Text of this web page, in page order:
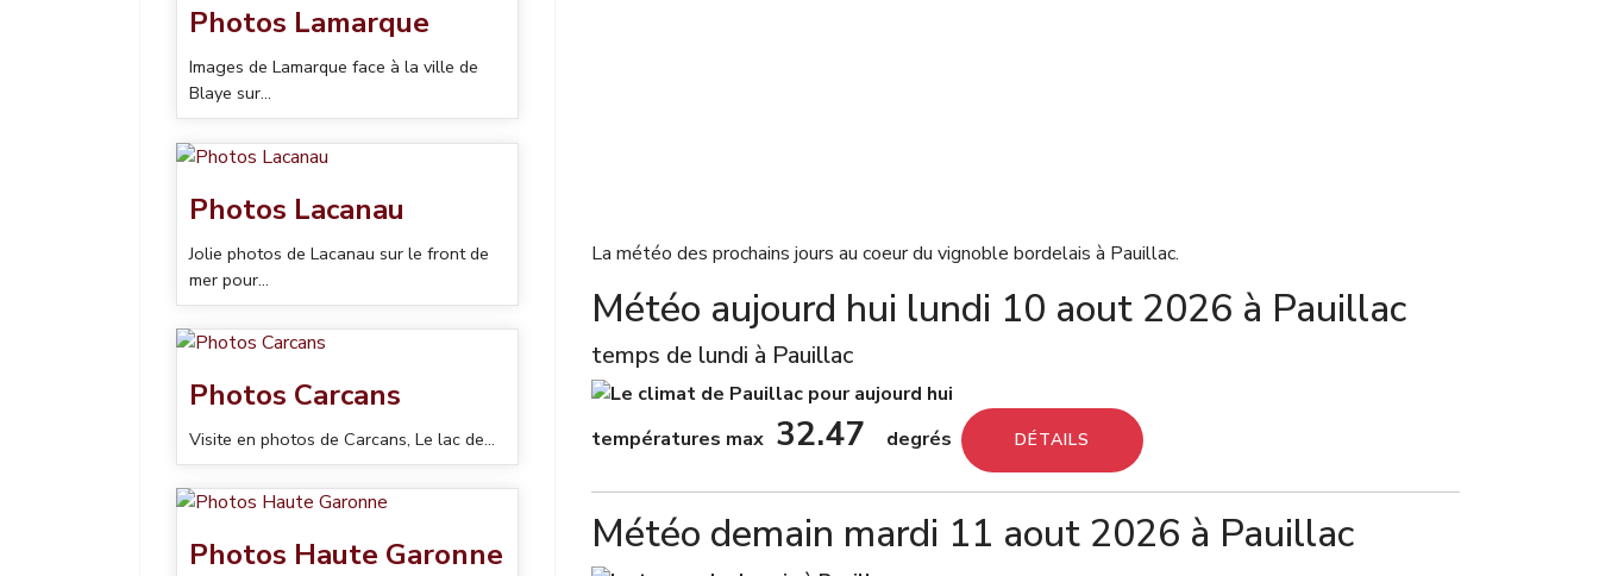
Photos Lamarque
Images de Lamarque face à la ville de
Blaye sur...
Photos Lacanau
Jolie photos de Lacanau sur le front de
mer pour...
Photos Carcans
Visite en photos de Carcans, Le lac de...
Photos Haute Garonne
La météo des prochains jours au coeur du vignoble bordelais à Pauillac.
Météo aujourd hui lundi 10 aout 2026 à Pauillac
temps de lundi à Pauillac
températures max 32.47 degrés DÉTAILS
Météo demain mardi 11 aout 2026 à Pauillac